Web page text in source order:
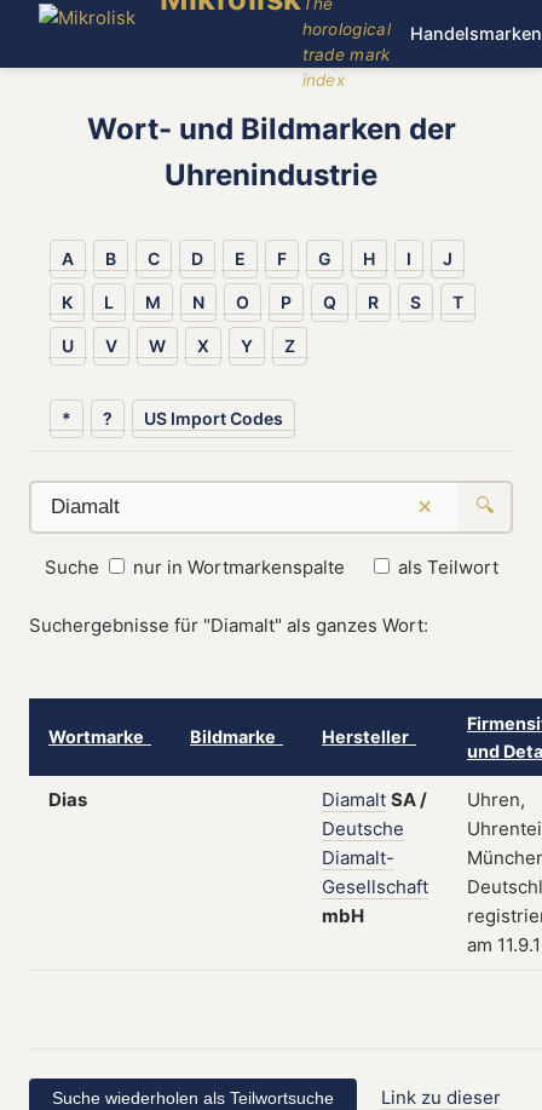
horological
trade mark
index
Handelsmarken
Wort- und Bildmarken der
Uhrenindustrie
A B C D E F G H I J
K L M N O P Q R S T
U V W X Y Z
* ? US Import Codes
× 🔍
Suche nur in Wortmarkenspalte als Teilwort
Suchergebnisse für "Diamalt" als ganzes Wort:
Wortmarke Bildmarke Hersteller
und
Dias Diamalt SA/
Deutsche
Diamalt-
Gesellschaft
mbH
Uhren,
am
Link zu dieser